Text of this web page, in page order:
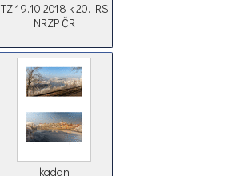
TZ 19.10.2018 k 20. RS
NRZP ČR
kadan